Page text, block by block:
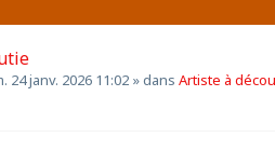
24 janv. 2026 11:02 » dans Artiste à